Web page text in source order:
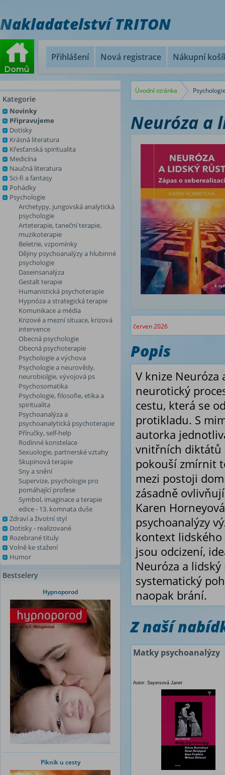
Nakladatelství TRITON
Přihlášení Nová registrace Nákupní
Kategorie
Novinky
Připravujeme
Dotisky
Krásná literatura
Křesťanská spiritualita
Medicína
Naučná literatura
Sci-fi a fantasy
Pohádky
Psychologie
Archetypy, jungovská analytická
psychologie
Arteterapie, taneční terapie,
muzikoterapie
Beletrie, vzpomínky
Dějiny psychoanalýzy a hlubinné
psychologie
Daseinsanalýza
Gestalt terapie
Humanistická psychoterapie
Hypnóza a strategická terapie
Komunikace a média
Krizové a mezní situace, krizová
intervence
Obecná psychologie
Obecná psychoterapie
Psychologie a výchova
Psychologie a neurovědy,
neurobiolgie, vývojová ps
Psychosomatika
Psychologie, filosofie, etika a
spiritualita
Psychoanalýza a
psychoanalytická psychoterapie
Příručky, self-help
Rodinné konstelace
Sexuologie, partnerské vztahy
Skupinová terapie
Sny a snění
Supervize, psychologie pro
pomáhající profese
Symbol, imaginace a terapie
edice - 13. komnata duše
Zdraví a životní styl
Dotisky - realizované
Rozebrané tituly
Volně ke stažení
Humor
Bestselery
Hypnoporod
Piknik u cesty
Úvodní stránka
Neuróza a
červen 2026
Popis
V knize Neuróza
neurotický
cestu, která se
protikladu. S
autorka
vnitřních diktátů
pokouší zmírnit
mezi postoji
zásadně
Karen
psychoanalýzy
kontext lidského
jsou odcizení,
Neuróza a
systematický
naopak brání.
Z naší
Matky psychoanalýzy
Autor: Sayersová Janet